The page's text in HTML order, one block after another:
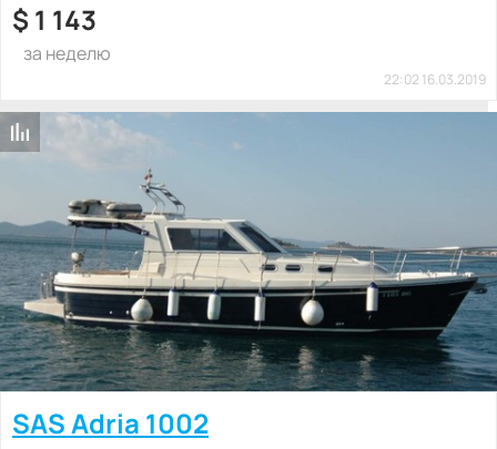
$ 1 143
за неделю
22:02 16.03.2019
SAS Adria 1002